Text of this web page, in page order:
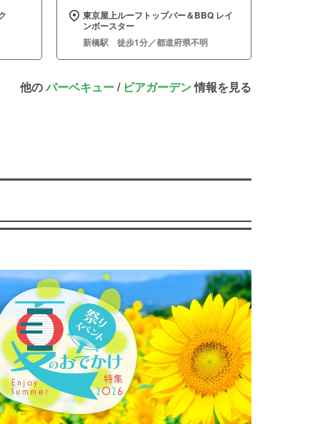
東京屋上ルーフトップバー＆BBQ レイ
ンボースター
新橋駅 徒歩1分／都道府県不明
他のバーベキュー/ ビアガーデン情報を見る